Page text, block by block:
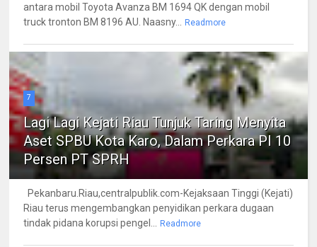
antara mobil Toyota Avanza BM 1694 QK dengan mobil
truck tronton BM 8196 AU. Naasny...
Readmore
7
Lagi Lagi Kejati Riau Tunjuk Taring Menyita
Aset SPBU Kota Karo, Dalam Perkara PI 10
Persen PT SPRH
Pekanbaru.Riau,centralpublik.com-Kejaksaan Tinggi (Kejati)
Riau terus mengembangkan penyidikan perkara dugaan
tindak pidana korupsi pengel...
Readmore